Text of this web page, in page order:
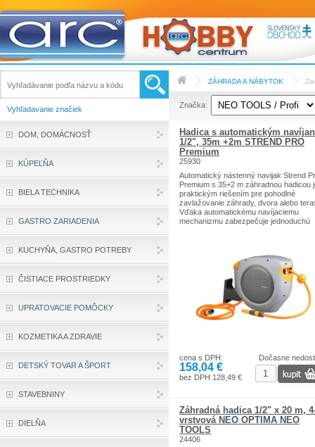
ZÁHRADA A NÁBYTOK
Značka:
Hadica s automatickým
1/2", 35m +2m STREND PRO
Premium
25930
Automatický nástenný navijak Strend
Premium s 35+2 m záhradnou hadicou
praktickým riešením pre pohodlné
zavlažovanie záhrady, dvora alebo
Vďaka automatickému navíjaciemu
mechanizmu zabezpečuje jednoduchú
poveternostným podmienkam. Možnosť
upevnenia na stenu šetrí priestor a
umožňuje jednoduché skladovanie.
s dĺžkou 35 metrov poskytuje
dosah pre väčšinu záhradných potrieb,
pričom dodatočné 2 metre uľahčujú
pripojenie k vodovodnému zdroju.
riešenie pre efektívne a komfortné
Dočasne
cena s DPH:
158,04 €
bez DPH 128,49 €
Záhradná hadica 1/2" x 20 m,
vrstvová NEO OPTIMA NEO
TOOLS
24406
Vyhľadavanie značiek
DOM, DOMÁCNOSŤ
KÚPEĽŇA
BIELA TECHNIKA
GASTRO ZARIADENIA
KUCHYŇA, GASTRO POTREBY
ČISTIACE PROSTRIEDKY
UPRATOVACIE POMÔCKY
KOZMETIKA A ZDRAVIE
DETSKÝ TOVAR A ŠPORT
STAVEBNINY
DIELŇA